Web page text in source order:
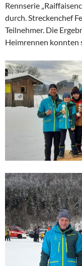
Rennserie
durch. Streckenchef
Teilnehmer. Die
Heimrennen konnten